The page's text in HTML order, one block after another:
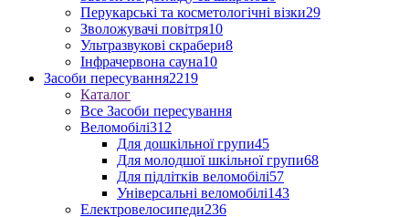
Перукарські та косметологічні візки29
Зволожувачі повітря10
Ультразвукові скрабери8
Інфрачервона сауна10
Засоби пересування2219
Каталог
Все Засоби пересування
Веломобілі312
Для дошкільної групи45
Для молодшої шкільної групи68
Для підлітків веломобілі57
Універсальні веломобілі143
Електровелосипеди236